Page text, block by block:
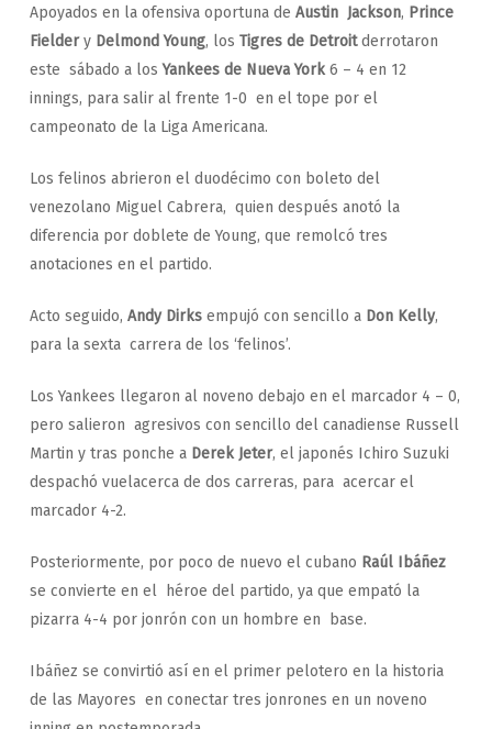
Apoyados en la ofensiva oportuna de Austin Jackson, Prince
Fieldery Delmond Young, los Tigres de Detroitderrotaron
este sábado a los Yankees de Nueva York6 – 4 en 12
innings, para salir al frente 1-0 en el tope por el
campeonato de la Liga Americana.
Los felinos abrieron el duodécimo con boleto del
venezolano Miguel Cabrera, quien después anotó la
diferencia por doblete de Young, que remolcó tres
anotaciones en el partido.
Acto seguido, Andy Dirksempujó con sencillo a Don Kelly,
para la sexta carrera de los ‘felinos’.
Los Yankees llegaron al noveno debajo en el marcador 4 – 0,
pero salieron agresivos con sencillo del canadiense Russell
Martin y tras ponche aDerek Jeter, el japonés Ichiro Suzuki
despachó vuelacerca de dos carreras, para acercar el
marcador 4-2.
Posteriormente, por poco de nuevo el cubano Raúl Ibáñez
se convierte en el héroe del partido, ya que empató la
pizarra 4-4 por jonrón con un hombre en base.
Ibáñez se convirtió así en el primer pelotero en la historia
de las Mayores en conectar tres jonrones en un noveno